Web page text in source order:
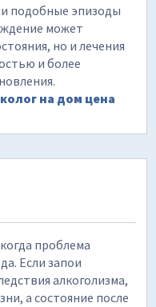
подобные эпизоды
может
но и лечения
и более
на дом цена
проблема
Если запои
алкоголизма,
а состояние после